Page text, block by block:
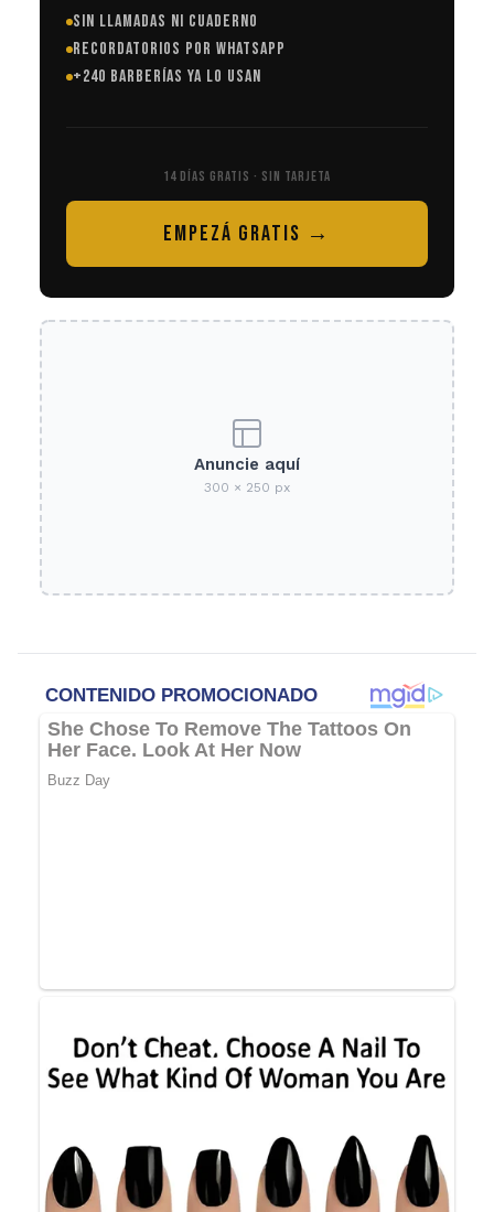
SIN LLAMADAS NI CUADERNO
RECORDATORIOS POR WHATSAPP
+240 BARBERÍAS YA LO USAN
14 DÍAS GRATIS · SIN TARJETA
EMPEZÁ GRATIS →
Anuncie aquí
300 × 250 px